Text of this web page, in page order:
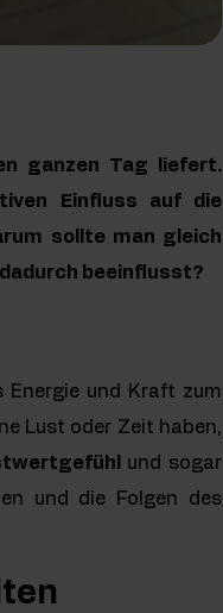
ganzen Tag liefert.
Einfluss auf die
sollte man gleich
beeinflusst?
Energie und Kraft zum
Lust oder Zeit haben,
und sogar
und die Folgen des